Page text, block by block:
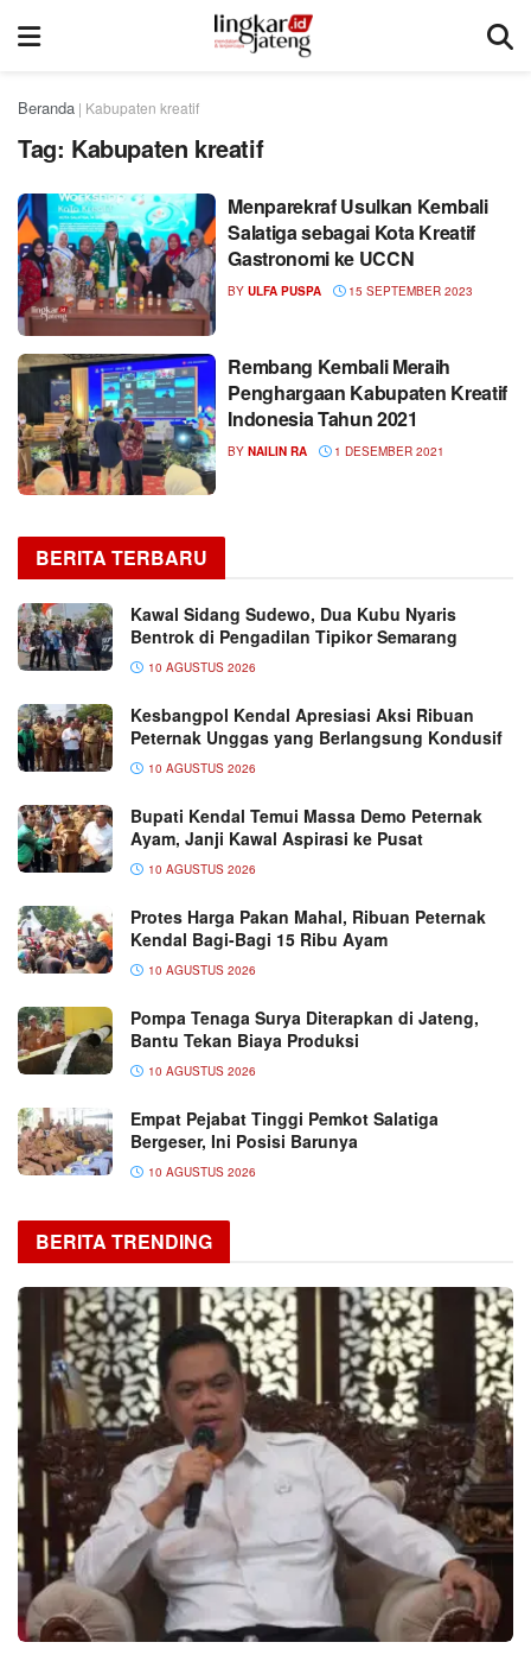
Beranda | Kabupaten kreatif
Tag: Kabupaten kreatif
Menparekraf Usulkan Kembali
Salatiga sebagai Kota Kreatif
Gastronomi ke UCCN
BY ULFA PUSPA 15 SEPTEMBER 2023
Rembang Kembali Meraih
Penghargaan Kabupaten Kreatif
Indonesia Tahun 2021
BY NAILIN RA 1 DESEMBER 2021
BERITA TERBARU
Kawal Sidang Sudewo, Dua Kubu Nyaris
Bentrok di Pengadilan Tipikor Semarang
10 AGUSTUS 2026
Kesbangpol Kendal Apresiasi Aksi Ribuan
Peternak Unggas yang Berlangsung Kondusif
10 AGUSTUS 2026
Bupati Kendal Temui Massa Demo Peternak
Ayam, Janji Kawal Aspirasi ke Pusat
10 AGUSTUS 2026
Protes Harga Pakan Mahal, Ribuan Peternak
Kendal Bagi-Bagi 15 Ribu Ayam
10 AGUSTUS 2026
Pompa Tenaga Surya Diterapkan di Jateng,
Bantu Tekan Biaya Produksi
10 AGUSTUS 2026
Empat Pejabat Tinggi Pemkot Salatiga
Bergeser, Ini Posisi Barunya
10 AGUSTUS 2026
BERITA TRENDING